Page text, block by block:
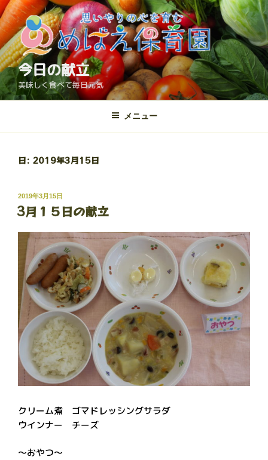
コ
ン
テ
ン
ツ
ス
プ
今日の献立
美味しく食べて毎日元気
メニュー
日: 2019年3月15日
投
稿
日:
2019年3月15日
3月１５日の献立
クリーム煮 ゴマドレッシングサラダ
ウインナー チーズ
～おやつ～